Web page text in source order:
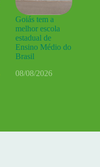
Goiás tem a
melhor escola
estadual de
Ensino Médio do
Brasil
08/08/2026